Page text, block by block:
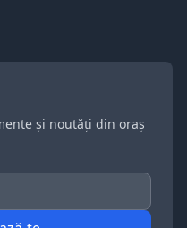
și noutăți din oraș